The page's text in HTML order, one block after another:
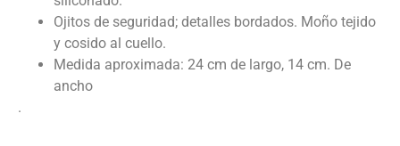
Ojitos de seguridad; detalles bordados. Moño tejido
y cosido al cuello.
Medida aproximada: 24 cm de largo, 14 cm. De
ancho
.